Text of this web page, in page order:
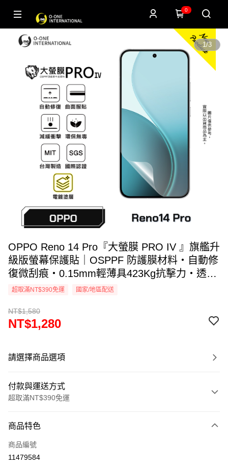
0
1/3
OPPO Reno 14 Pro『大螢膜 PRO IV 』旗艦升
級版螢幕保護貼｜OSPPF 防護膜材料・自動修
復微刮痕・0.15mm輕薄具423Kg抗擊力・透氣
散熱｜全新膜面鍍層裸機觸感. DIY貼合專利 ｜
超取滿NT$390免運 國家/地區配送
NT$1,580
NT$1,280
請選擇商品選項
付款與運送方式
超取滿NT$390免運
信用卡一次付款
超商取貨付款
商品特色
商品編號
11479584